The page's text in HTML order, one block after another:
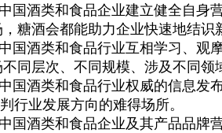
国酒类和食品企业建立健全自身
糖酒会都能助力企业快速地结识
酒类和食品行业互相学习、观
同层次、不同规模、涉及不同
酒类和食品行业权威的信息发
行业发展方向的难得场所。
酒类和食品企业及其产品品牌